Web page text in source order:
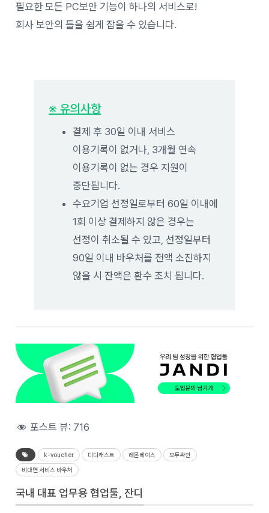
필요한 모든 PC보안 기능이 하나의 서비스로!
회사 보안의 틀을 쉽게 잡을 수 있습니다.
※ 유의사항
결제 후 30일 이내 서비스
이용기록이 없거나, 3개월 연속
이용기록이 없는 경우 지원이
중단됩니다.
수요기업 선정일로부터 60일 이내에
1회 이상 결제하지 않은 경우는
선정이 취소될 수 있고, 선정일부터
90일 이내 바우처를 전액 소진하지
않을 시 잔액은 환수 조치 됩니다.
포스트 뷰: 716
k-voucher 디디캐스트 레몬베이스 모두싸인
비대면 서비스 바우처
국내 대표 업무용 협업툴, 잔디